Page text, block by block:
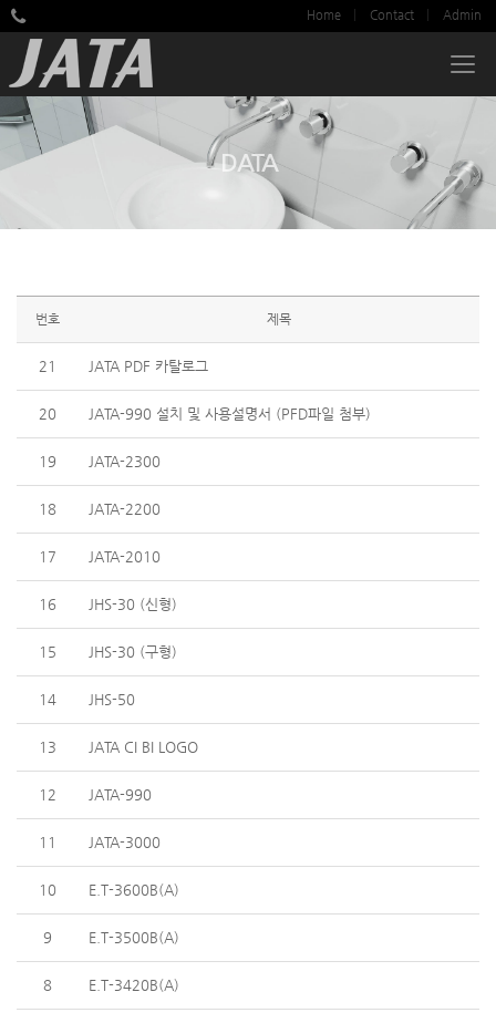
Home Contact Admin
DATA
번호 제목
21 JATA PDF 카탈로그
20 JATA-990 설치 및 사용설명서 (PFD파일 첨부)
19 JATA-2300
18 JATA-2200
17 JATA-2010
16 JHS-30 (신형)
15 JHS-30 (구형)
14 JHS-50
13 JATA CI BI LOGO
12 JATA-990
11 JATA-3000
10 E.T-3600B(A)
9 E.T-3500B(A)
8 E.T-3420B(A)